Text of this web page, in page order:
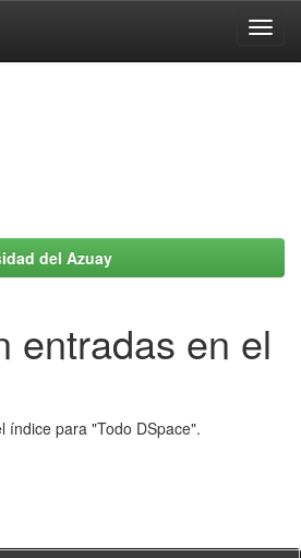
del Azuay
entradas en el
índice para "Todo DSpace".